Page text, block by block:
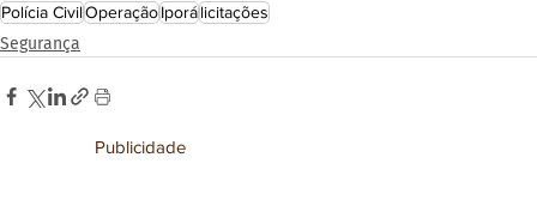
Polícia CivilOperaçãoIporálicitações
Segurança
Publicidade